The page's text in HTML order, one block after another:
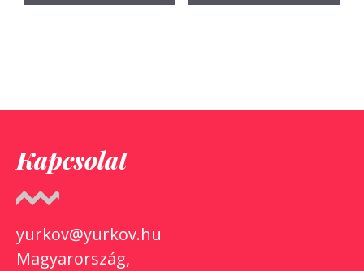
Kapcsolat
yurkov@yurkov.hu
Magyarország,